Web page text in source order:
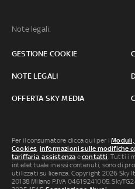
Note legali:
GESTIONE COOKIE
NOTE LEGALI
OFFERTA SKY MEDIA
Per il consumatore clicca qui per i
Cookies, informazioni sulle modifiche
tariffaria,assistenza econtatti. Tutti i
intellettuale in essi contenuti, sono di
utilizzati su licenza. Copyright 2026 Sky
20138 Milano P.IVA 04619241005.